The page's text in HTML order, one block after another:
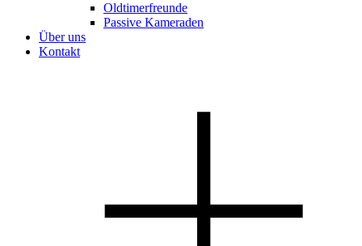
Oldtimerfreunde
Passive Kameraden
Über uns
Kontakt